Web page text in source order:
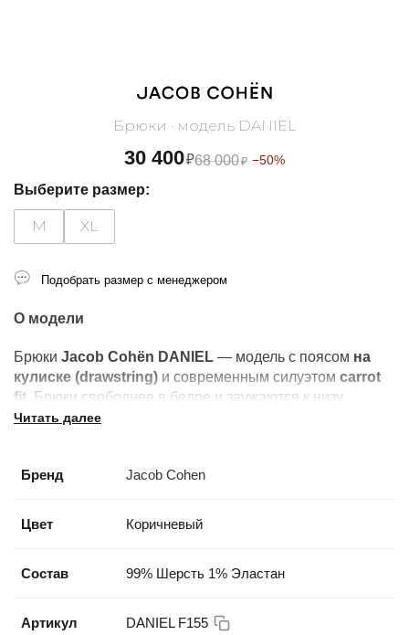
Брюки · модель DANIEL
30 400₽68 000₽ −50%
О модели
Брюки Jacob Cohën DANIEL — модель с поясом на
кулиске (drawstring) и современным силуэтом carrot
fit . Брюки свободнее в бедре и заужаются к низу,
создавая комфортный и актуальный силуэт.
добавлением эластана, благодаря чему брюки удобно
Посадка и силуэт
• Линия талии:
средняя
• Штанина:
зауженная к низу
Читать далее
Бренд Jacob Cohen
Цвет Коричневый
Состав 99% Шерсть 1% Эластан
Артикул DANIEL F155
Выберите размер:
M XL
Подобрать размер с менеджером